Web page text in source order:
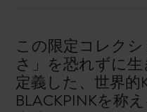
この限定コレク
さ」を恐れずに
定義した、世界的
BLACKPINKを称